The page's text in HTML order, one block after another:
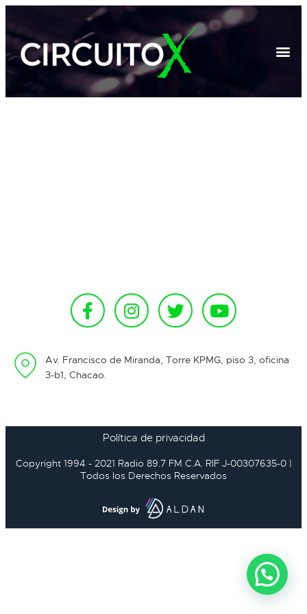
Av. Francisco de Miranda, Torre KPMG, piso 3, oficina
3-b1, Chacao.
Política de privacidad
Copyright 1994 - 2021 Radio 89.7 FM C.A. RIF J-00307635-0 |
Todos los Derechos Reservados